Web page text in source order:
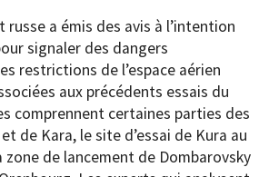
russe a émis des avis à l’intention
signaler des dangers
restrictions de l’espace aérien
aux précédents essais du
comprennent certaines parties des
de Kara, le site d’essai de Kura au
de lancement de Dombarovsky